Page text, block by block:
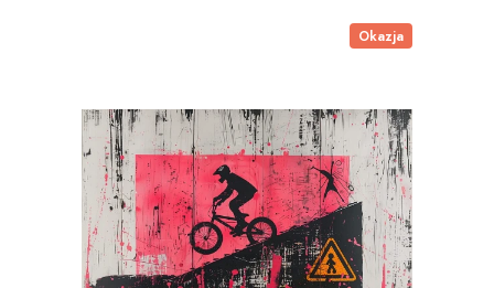
Okazja